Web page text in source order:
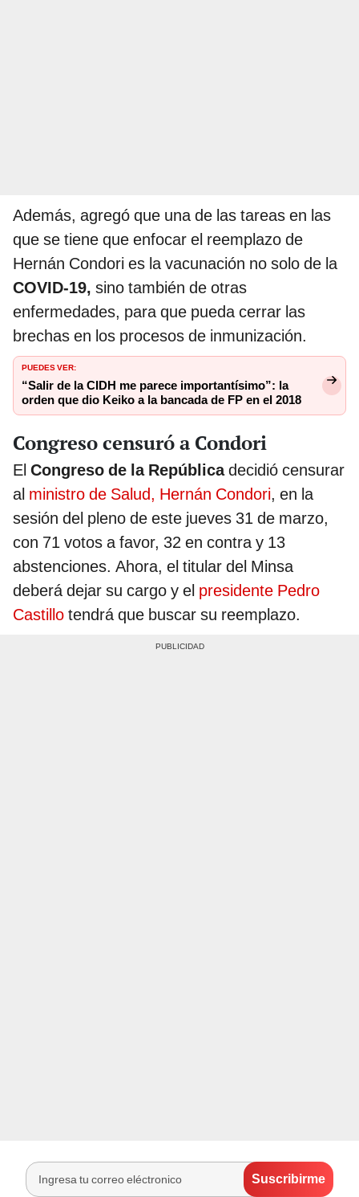
Además, agregó que una de las tareas en las
que se tiene que enfocar el reemplazo de
Hernán Condori es la vacunación no solo de la
COVID-19, sino también de otras
enfermedades, para que pueda cerrar las
brechas en los procesos de inmunización.
PUEDES VER:
“Salir de la CIDH me parece importantísimo”: la
orden que dio Keiko a la bancada de FP en el 2018
Congreso censuró a Condori
El Congreso de la Repúblicadecidió censurar
al ministro de Salud, Hernán Condori, en la
sesión del pleno de este jueves 31 de marzo,
con 71 votos a favor, 32 en contra y 13
abstenciones. Ahora, el titular del Minsa
deberá dejar su cargo y el presidente Pedro
Castillo tendrá que buscar su reemplazo.